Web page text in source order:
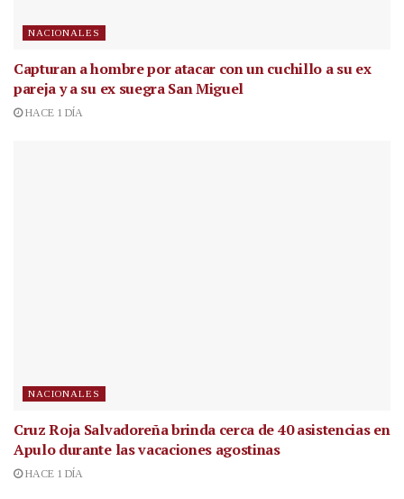
NACIONALES
Capturan a hombre por atacar con un cuchillo a su ex
pareja y a su ex suegra San Miguel
HACE 1 DÍA
NACIONALES
Cruz Roja Salvadoreña brinda cerca de 40 asistencias en
Apulo durante las vacaciones agostinas
HACE 1 DÍA